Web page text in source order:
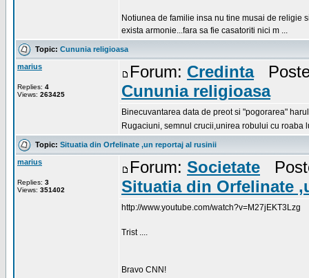
Notiunea de familie insa nu tine musai de religie
exista armonie...fara sa fie casatoriti nici m ...
Topic: Cununia religioasa
marius
Replies: 4
Views: 263425
Forum: Credinta
Cununia religioasa
Binecuvantarea data de preot si "pogorarea"
Rugaciuni, semnul crucii,unirea robului cu roaba
Topic: Situatia din Orfelinate ,un reportaj al rusinii
marius
Replies: 3
Views: 351402
Forum: Societate
Situatia din Orfelinate
http://www.youtube.com/watch?v=M27jEKT3Lzg
Trist ....
Bravo CNN!